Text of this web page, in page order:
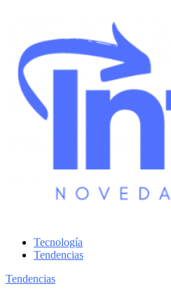
Tecnología
Tendencias
Tendencias